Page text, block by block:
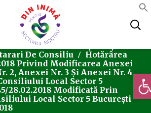
Local Sector 5
De Consiliu
Hotărârea
Privind Modificarea Anexei
2, Anexei Nr. 3 Și Anexei Nr. 4
Local Sector 5
28.02.2018 Modificată Prin
Local Sector 5 București